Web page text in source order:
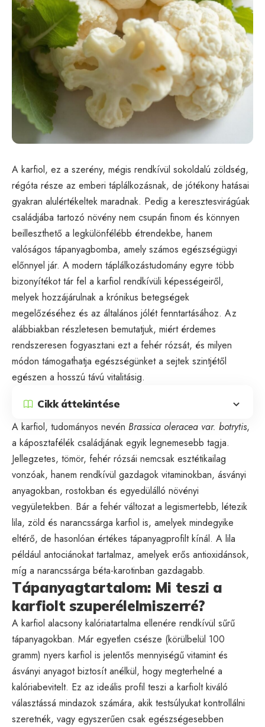
A karfiol, ez a szerény, mégis rendkívül sokoldalú zöldség,
régóta része az emberi táplálkozásnak, de jótékony hatásai
gyakran alulértékeltek maradnak. Pedig a keresztesvirágúak
családjába tartozó növény nem csupán finom és könnyen
beilleszthető a legkülönfélébb étrendekbe, hanem
valóságos tápanyagbomba, amely számos egészségügyi
előnnyel jár. A modern táplálkozástudomány egyre több
bizonyítékot tár fel a karfiol rendkívüli képességeiről,
melyek hozzájárulnak a krónikus betegségek
megelőzéséhez és az általános jólét fenntartásához. Az
alábbiakban részletesen bemutatjuk, miért érdemes
rendszeresen fogyasztani ezt a fehér rózsát, és milyen
módon támogathatja egészségünket a sejtek szintjétől
egészen a hosszú távú vitalitásig.
Cikk áttekintése
A karfiol, tudományos nevén Brassica oleracea var. botrytis,
a káposztafélék családjának egyik legnemesebb tagja.
Jellegzetes, tömör, fehér rózsái nemcsak esztétikailag
vonzóak, hanem rendkívül gazdagok vitaminokban, ásványi
anyagokban, rostokban és egyedülálló növényi
vegyületekben. Bár a fehér változat a legismertebb, létezik
lila, zöld és narancssárga karfiol is, amelyek mindegyike
eltérő, de hasonlóan értékes tápanyagprofilt kínál. A lila
például antociánokat tartalmaz, amelyek erős antioxidánsok,
míg a narancssárga béta-karotinban gazdagabb.
Tápanyagtartalom: Mi teszi a
karfiolt szuperélelmiszerré?
A karfiol alacsony kalóriatartalma ellenére rendkívül sűrű
tápanyagokban. Már egyetlen csésze (körülbelül 100
gramm) nyers karfiol is jelentős mennyiségű vitamint és
ásványi anyagot biztosít anélkül, hogy megterhelné a
kalóriabevitelt. Ez az ideális profil teszi a karfiolt kiváló
választássá mindazok számára, akik testsúlyukat kontrollálni
szeretnék, vagy egyszerűen csak egészségesebben